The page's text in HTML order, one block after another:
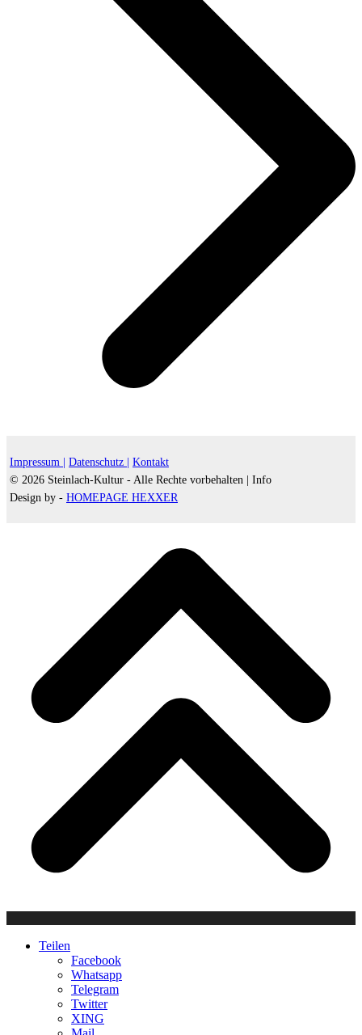
Impressum | Datenschutz |
Kontakt
© 2026 Steinlach-Kultur - Alle Rechte vorbehalten |
Info
Design by - HOMEPAGE HEXXER
Teilen
Facebook
Whatsapp
Telegram
Twitter
XING